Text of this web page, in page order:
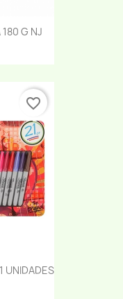
G NJ
UNIDADES
favorite_border